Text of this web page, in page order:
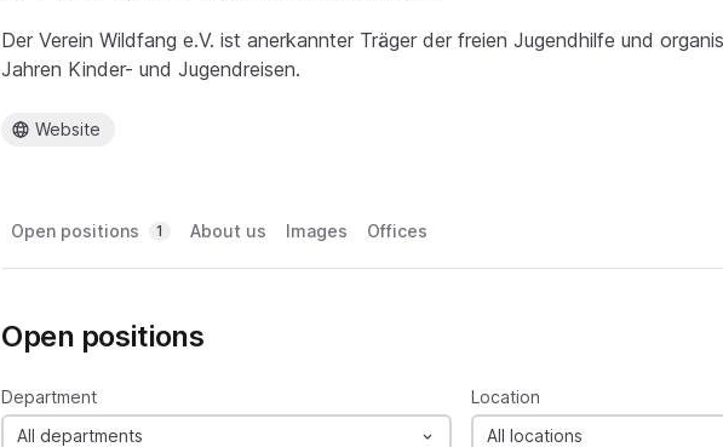
Der Verein Wildfang e.V. ist anerkannter Träger der freien Jugendhilfe und
Jahren Kinder- und Jugendreisen.
Website
Open positions 1 About us Images Offices
Open positions
Department
All departments
Location
All locations